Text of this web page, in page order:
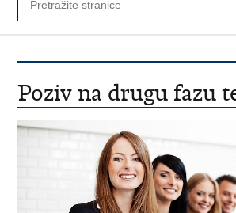
Poziv na drugu fazu